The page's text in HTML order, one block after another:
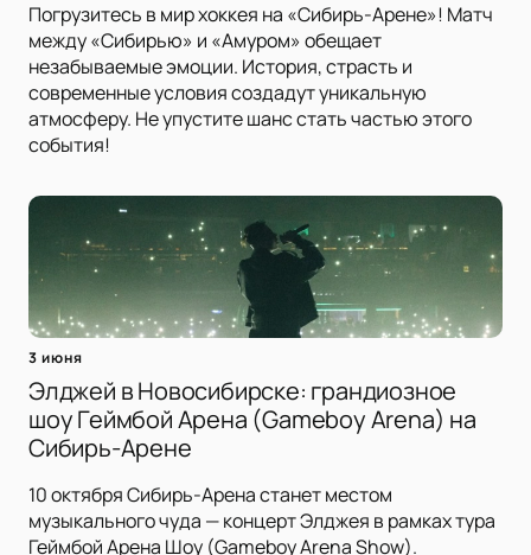
Погрузитесь в мир хоккея на «Сибирь-Арене»! Матч
между «Сибирью» и «Амуром» обещает
незабываемые эмоции. История, страсть и
современные условия создадут уникальную
атмосферу. Не упустите шанс стать частью этого
события!
3 июня
Элджей в Новосибирске: грандиозное
шоу Геймбой Арена (Gameboy Arena) на
Сибирь-Арене
10 октября Сибирь-Арена станет местом
музыкального чуда — концерт Элджея в рамках тура
Геймбой Арена Шоу (Gameboy Arena Show).